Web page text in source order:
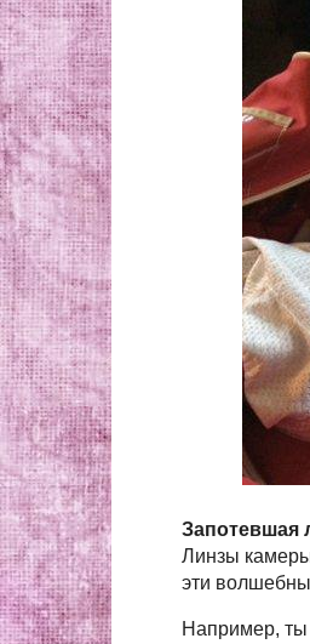
Запотевшая
Линзы камеры
эти
Например, ты